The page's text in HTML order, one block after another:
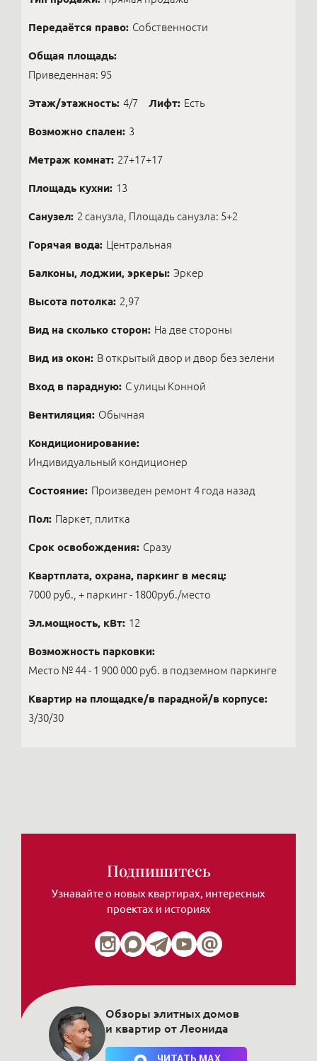
Передаётся право: Собственности
Общая площадь:
Приведенная: 95
Этаж/этажность: 4/7 Лифт: Есть
Возможно спален: 3
Метраж комнат: 27+17+17
Площадь кухни: 13
Санузел: 2 санузла, Площадь санузла: 5+2
Горячая вода: Центральная
Балконы, лоджии, эркеры: Эркер
Высота потолка: 2,97
Вид на сколько сторон: На две стороны
Вид из окон: В открытый двор и двор без зелени
Вход в парадную: С улицы Конной
Вентиляция: Обычная
Кондиционирование:
Индивидуальный кондиционер
Состояние: Произведен ремонт 4 года назад
Пол: Паркет, плитка
Срок освобождения: Сразу
Квартплата, охрана, паркинг в месяц:
7000 руб., + паркинг - 1800руб./место
Эл.мощность, кВт: 12
Возможность парковки:
Место № 44 - 1 900 000 руб. в подземном паркинге
Квартир на площадке/в парадной/в корпусе:
3/30/30
Подпишитесь
Узнавайте о новых квартирах, интересных
проектах и историях
Нажимая на кнопку, Вы соглашаетесь c политикой сайта
Обзоры элитных домов
и квартир от Леонида